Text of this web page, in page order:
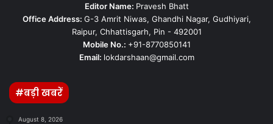
Editor Name: Pravesh Bhatt
Office Address: G-3 Amrit Niwas, Ghandhi Nagar, Gudhiyari,
Raipur, Chhattisgarh, Pin - 492001
Mobile No.: +91-8770850141
Email: lokdarshaan@gmail.com
#बड़ी खबरें
August 8, 2026